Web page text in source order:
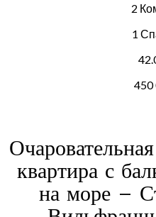
2
1
450
квартира с
на море –